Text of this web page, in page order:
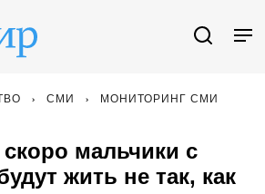
СМИ МОНИТОРИНГ СМИ
мальчики с
жить не так, как